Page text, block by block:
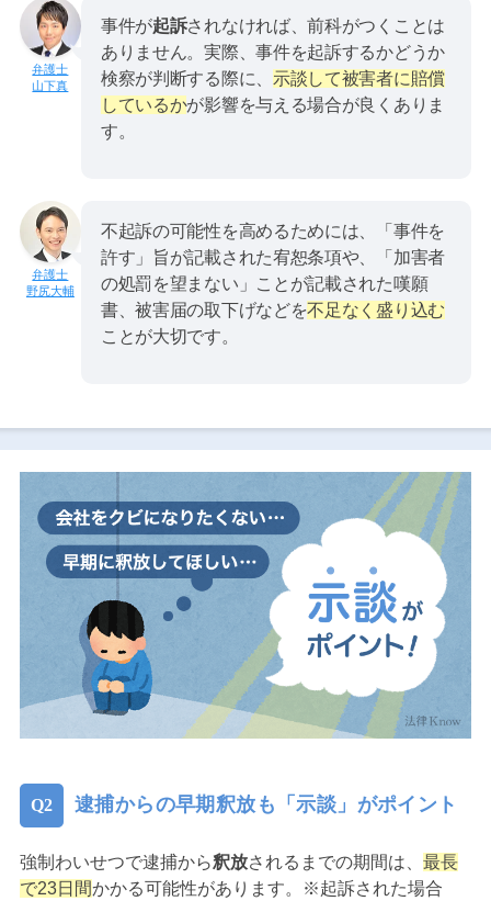
山下真
事件が起訴されなければ、前科がつくことは
ありません。実際、事件を起訴するかどうか
検察が判断する際に、 示談して被害者に賠償
しているかが影響を与える場合が良くありま
す。
野尻大輔
不起訴の可能性を高めるためには、「事件を
許す」旨が記載された宥恕条項や、「加害者
の処罰を望まない」ことが記載された嘆願
書、被害届の取下げなどを不足なく盛り込む
ことが大切です。
逮捕からの早期釈放も「示談」がポイント
強制わいせつで逮捕から釈放されるまでの期間は、 最長
で23日間かかる可能性があります。※起訴された場合